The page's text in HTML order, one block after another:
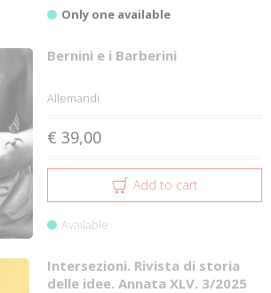
Only one available
Bernini e i Barberini
Allemandi
€ 39,00
Add to cart
Available
Intersezioni. Rivista di storia
delle idee. Annata XLV. 3/2025